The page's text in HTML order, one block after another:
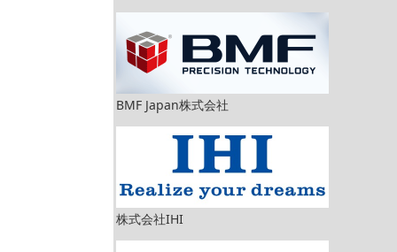
BMF Japan株式会社
株式会社IHI